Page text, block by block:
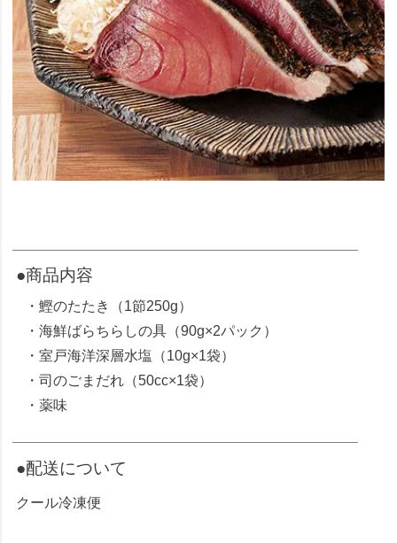
●商品内容
・鰹のたたき（1節250g）
・海鮮ばらちらしの具（90g×2パック）
・室戸海洋深層水塩（10g×1袋）
・司のごまだれ（50cc×1袋）
・薬味
●配送について
クール冷凍便